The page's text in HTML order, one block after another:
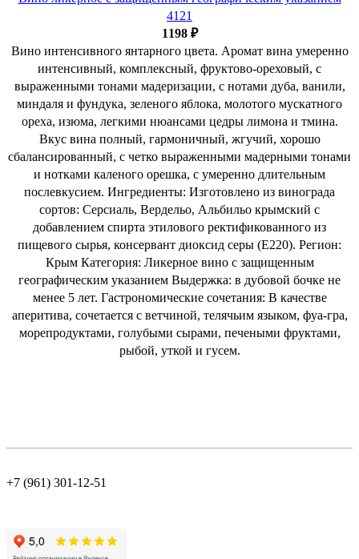
4121
1198 ₽
Вино интенсивного янтарного цвета. Аромат вина умеренно
интенсивный, комплексный, фруктово-ореховый, с
выраженными тонами мадеризации, с нотами дуба, ванили,
миндаля и фундука, зеленого яблока, молотого мускатного
ореха, изюма, легкими нюансами цедры лимона и тмина.
Вкус вина полный, гармоничный, жгучий, хорошо
сбалансированный, с четко выраженными мадерными тонами
и нотками каленого орешка, с умеренно длительным
послевкусием. Ингредиенты: Изготовлено из винограда
сортов: Серсиаль, Вердельо, Альбильо крымский с
добавлением спирта этилового ректификованного из
пищевого сырья, консервант диоксид серы (Е220). Регион:
Крым Категория: Ликерное вино с защищенным
географическим указанием Выдержка: в дубовой бочке не
менее 5 лет. Гастрономические сочетания: В качестве
аперитива, сочетается с ветчиной, телячьим языком, фуа-гра,
морепродуктами, голубыми сырами, печеными фруктами,
рыбой, уткой и гусем.
+7 (961) 301-12-51